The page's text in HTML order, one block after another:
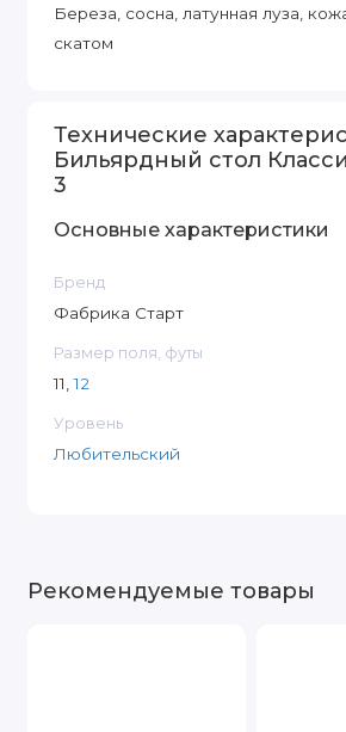
Береза, сосна, латунная луза,
скатом
Технические
Бильярдный стол
3
Основные характеристики
Бренд
Фабрика Старт
Размер поля, футы
11,12
Уровень
Любительский
Рекомендуемые товары